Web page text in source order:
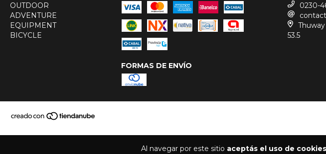
Al navegar por este sitio aceptás el uso de cookies
OUTDOOR
ADVENTURE
EQUIPMENT
BICYCLE
FORMAS DE ENVÍO
0230-
53.5